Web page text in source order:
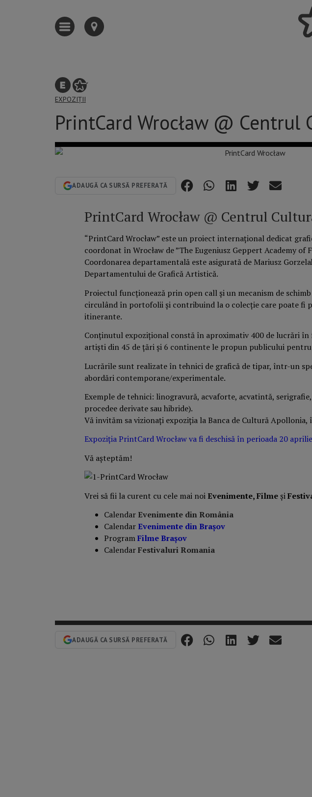
EXPOZIȚII
PrintCard Wrocław @
ADAUGĂ CA SURSĂ PREFERATĂ
PrintCard Wrocław @ Centrul
“PrintCard Wrocław” este un proiect internațional dedicat
coordonat în Wrocław de ”The Eugeniusz Geppert Academy of
Coordonarea departamentală este asigurată de Mariusz
Departamentului de Grafică Artistică.
Proiectul funcționează prin open call și un mecanism de
circulând în portofolii și contribuind la o colecție care poate fi
itinerante.
Conținutul expozițional constă în aproximativ 400 de lucrări în
artiști din 45 de țări și 6 continente le propun publicului
Lucrările sunt realizate în tehnici de grafică de tipar, într-un
abordări contemporane/experimentale.
Exemple de tehnici: linogravură, acvaforte, acvatintă,
procedee derivate sau hibride).
Vă invităm sa vizionați expoziția la Banca de Cultură
Expoziția PrintCard Wrocław va fi deschisă în perioada 20
Vă așteptăm!
Vrei să fii la curent cu cele mai noiEvenimente, Filme și
Calendar Evenimente din România
CalendarEvenimente din Braşov
ProgramFilme Brașov
CalendarFestivaluri Romania
ADAUGĂ CA SURSĂ PREFERATĂ